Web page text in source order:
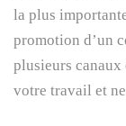
la plus
promotion d’un
plusieurs
votre travail et